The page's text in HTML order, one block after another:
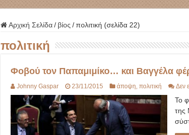
Αρχική Σελίδα / βίος / πολιτική (σελίδα 22)
πολιτική
Φοβού τον Παπαμιμίκο… και Βαγγέλα
Johnny Gaspar 23/11/2015 άποψη πολιτική Δεν
Το
της